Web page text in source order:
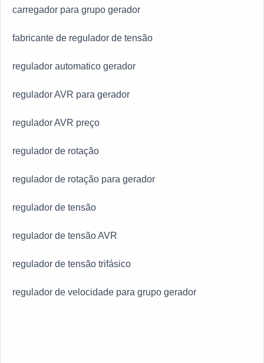
carregador para grupo gerador
fabricante de regulador de tensão
regulador automatico gerador
regulador AVR para gerador
regulador AVR preço
regulador de rotação
regulador de rotação para gerador
regulador de tensão
regulador de tensão AVR
regulador de tensão trifásico
regulador de velocidade para grupo gerador